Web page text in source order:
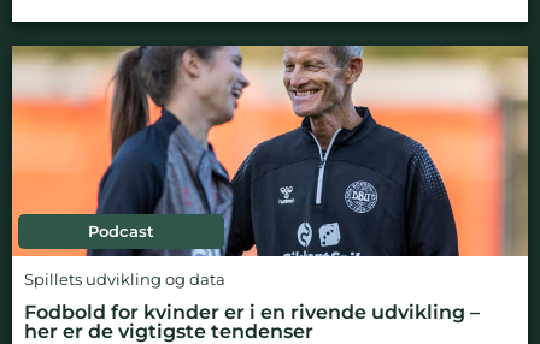
Podcast
Spillets udvikling og data
Fodbold for kvinder er i en rivende udvikling –
her er de vigtigste tendenser